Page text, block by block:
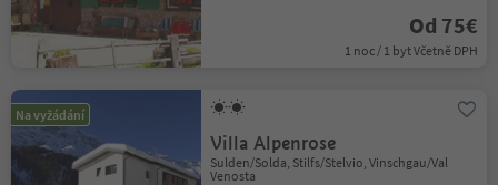
Od 75€
1 noc / 1 byt Včetně DPH
Na vyžádání
Villa Alpenrose
Sulden/Solda, Stilfs/Stelvio, Vinschgau/Val
Venosta